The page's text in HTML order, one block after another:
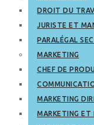
DROIT DU
JURISTE ET
PARALÉGAL
MARKETING
CHEF DE
MARKETING
MARKETING ET